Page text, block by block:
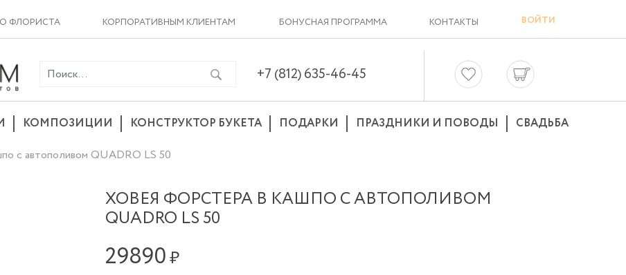
ФЛОРИСТА КОРПОРАТИВНЫМ КЛИЕНТАМ БОНУСНАЯ ПРОГРАММА КОНТАКТЫ ВОЙТИ
+7 (812) 635-46-45
КОМПОЗИЦИИ КОНСТРУКТОР БУКЕТА ПОДАРКИ ПРАЗДНИКИ И ПОВОДЫ
СВАДЬБА
с автополивом QUADRO LS 50
ХОВЕЯ ФОРСТЕРА В КАШПО С АВТОПОЛИВОМ
QUADRO LS 50
29890₽